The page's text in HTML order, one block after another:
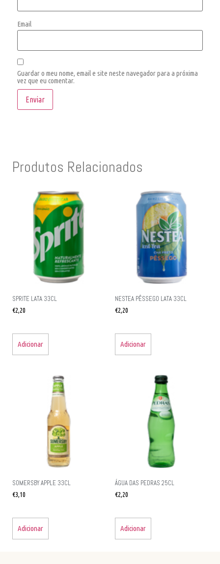
Email
Guardar o meu nome, email e site neste navegador para a próxima
vez que eu comentar.
Produtos Relacionados
SPRITE LATA 33CL
€2,20
Adicionar
NESTEA PÊSSEGO LATA 33CL
€2,20
Adicionar
SOMERSBY APPLE 33CL
€3,10
Adicionar
ÁGUA DAS PEDRAS 25CL
€2,20
Adicionar